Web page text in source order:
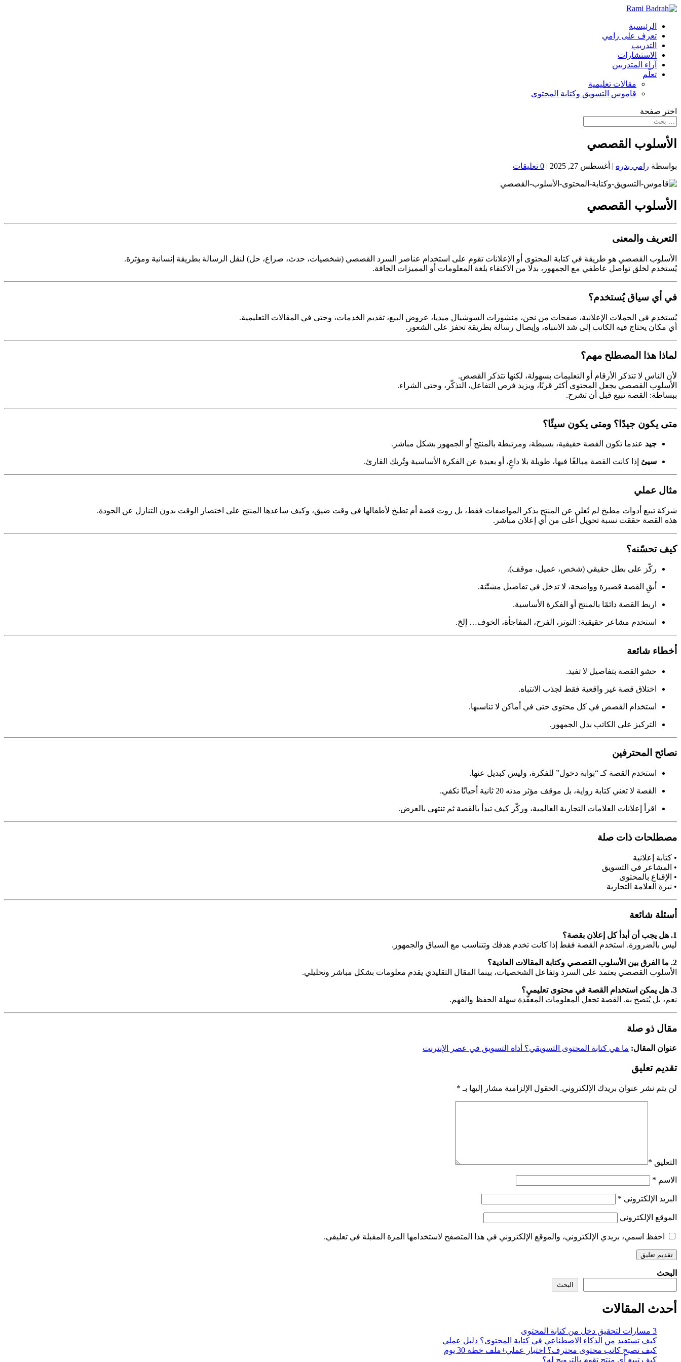
الرئيسية
تعرف على رامي
التدريب
الاستشارات
آراء المتدربين
تعلّم
مقالات تعليمية
قاموس التسويق وكتابة المحتوى
اختر صفحة
الأسلوب القصصي
بواسطة رامي بدره | أغسطس 27, 2025 | 0 تعليقات
الأسلوب القصصي
التعريف والمعنى
الأسلوب القصصي هو طريقة في كتابة المحتوى أو الإعلانات تقوم على استخدام عناصر السرد القصصي (شخصيات، حدث، صراع، حل) لنقل الرسالة بطريقة إنسانية ومؤثرة.
يُستخدم لخلق تواصل عاطفي مع الجمهور، بدلًا من الاكتفاء بلغة المعلومات أو المميزات الجافة.
في أي سياق يُستخدم؟
يُستخدم في الحملات الإعلانية، صفحات من نحن، منشورات السوشيال ميديا، عروض البيع، تقديم الخدمات، وحتى في المقالات التعليمية.
أي مكان يحتاج فيه الكاتب إلى شد الانتباه، وإيصال رسالة بطريقة تحفز على الشعور.
لماذا هذا المصطلح مهم؟
لأن الناس لا تتذكر الأرقام أو التعليمات بسهولة، لكنها تتذكر القصص.
الأسلوب القصصي يجعل المحتوى أكثر قربًا، ويزيد فرص التفاعل، التذكّر، وحتى الشراء.
ببساطة: القصة تبيع قبل أن تشرح.
متى يكون جيدًا؟ ومتى يكون سيئًا؟
جيد عندما تكون القصة حقيقية، بسيطة، ومرتبطة بالمنتج أو الجمهور بشكل مباشر.
سيئ إذا كانت القصة مبالغًا فيها، طويلة بلا داعٍ، أو بعيدة عن الفكرة الأساسية وتُربك القارئ.
مثال عملي
شركة تبيع أدوات مطبخ لم تُعلن عن المنتج بذكر المواصفات فقط، بل روت قصة أم تطبخ لأطفالها في وقت ضيق، وكيف ساعدها المنتج على اختصار الوقت بدون التنازل عن الجودة.
هذه القصة حققت نسبة تحويل أعلى من أي إعلان مباشر.
كيف تحسّنه؟
ركّز على بطل حقيقي (شخص، عميل، موقف).
أبقِ القصة قصيرة وواضحة، لا تدخل في تفاصيل مشتّتة.
اربط القصة دائمًا بالمنتج أو الفكرة الأساسية.
استخدم مشاعر حقيقية: التوتر، الفرح، المفاجأة، الخوف… إلخ.
أخطاء شائعة
حشو القصة بتفاصيل لا تفيد.
اختلاق قصة غير واقعية فقط لجذب الانتباه.
استخدام القصص في كل محتوى حتى في أماكن لا تناسبها.
التركيز على الكاتب بدل الجمهور.
نصائح المحترفين
استخدم القصة كـ “بوابة دخول” للفكرة، وليس كبديل عنها.
القصة لا تعني كتابة رواية، بل موقف مؤثر مدته 20 ثانية أحيانًا تكفي.
اقرأ إعلانات العلامات التجارية العالمية، وركّز كيف تبدأ بالقصة ثم تنتهي بالعرض.
مصطلحات ذات صلة
• كتابة إعلانية
• المشاعر في التسويق
• الإقناع بالمحتوى
• نبرة العلامة التجارية
أسئلة شائعة
1. هل يجب أن أبدأ كل إعلان بقصة؟
ليس بالضرورة. استخدم القصة فقط إذا كانت تخدم هدفك وتتناسب مع السياق والجمهور.
2. ما الفرق بين الأسلوب القصصي وكتابة المقالات العادية؟
الأسلوب القصصي يعتمد على السرد وتفاعل الشخصيات، بينما المقال التقليدي يقدم معلومات بشكل مباشر وتحليلي.
3. هل يمكن استخدام القصة في محتوى تعليمي؟
نعم، بل يُنصح به. القصة تجعل المعلومات المعقّدة سهلة الحفظ والفهم.
مقال ذو صلة
عنوان المقال: ما هي كتابة المحتوى التسويقي؟ أداة التسويق في عصر الإنترنت
تقديم تعليق
لن يتم نشر عنوان بريدك الإلكتروني. الحقول الإلزامية مشار إليها بـ *
التعليق *
الاسم *
البريد الإلكتروني *
الموقع الإلكتروني
احفظ اسمي، بريدي الإلكتروني، والموقع الإلكتروني في هذا المتصفح لاستخدامها المرة المقبلة في تعليقي.
البحث
البحث
أحدث المقالات
3 مسارات لتحقيق دخل من كتابة المحتوى
كيف تستفيد من الذكاء الاصطناعي في كتابة المحتوى؟ دليل عملي
كيف تصبح كاتب محتوى محترف؟ اختبار عملي+ملف خطة 30 يوم
كيف تبيع أي منتج تقوم بالترويج له؟